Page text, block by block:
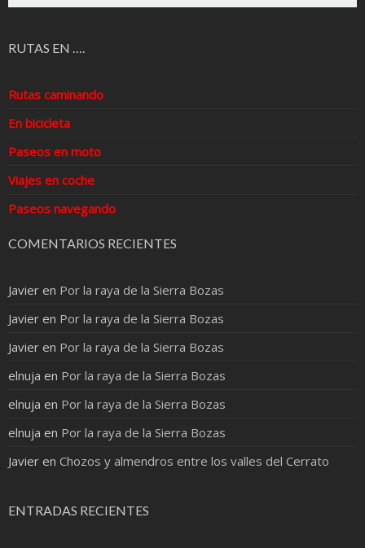
RUTAS EN ….
Rutas caminando
En bicicleta
Paseos en moto
Viajes en coche
Paseos navegando
COMENTARIOS RECIENTES
Javier en Por la raya de la Sierra Bozas
Javier en Por la raya de la Sierra Bozas
Javier en Por la raya de la Sierra Bozas
elnuja en Por la raya de la Sierra Bozas
elnuja en Por la raya de la Sierra Bozas
elnuja en Por la raya de la Sierra Bozas
Javier en Chozos y almendros entre los valles del Cerrato
ENTRADAS RECIENTES